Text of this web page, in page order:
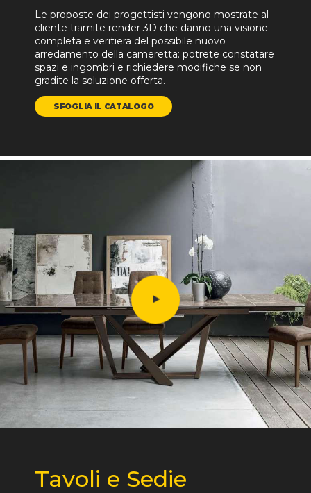
Le proposte dei progettisti vengono mostrate al
cliente tramite render 3D che danno una visione
completa e veritiera del possibile nuovo
arredamento della cameretta: potrete constatare
spazi e ingombri e richiedere modifiche se non
gradite la soluzione offerta.
SFOGLIA IL CATALOGO
Tavoli e Sedie